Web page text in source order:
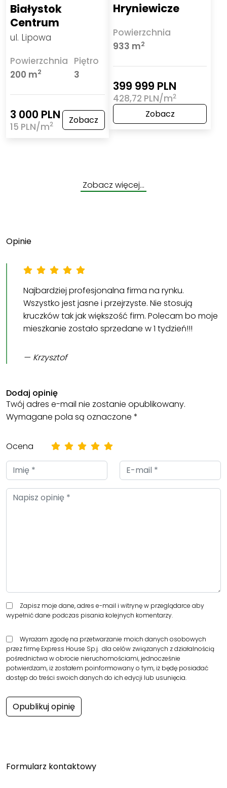
Białystok
Centrum
ul. Lipowa
Powierzchnia
200 m2
Piętro
3
3 000 PLN
15 PLN/m2 Zobacz
Hryniewicze
Powierzchnia
933 m2
399 999 PLN
428,72 PLN/m2
Zobacz
Zobacz więcej…
Opinie
Najbardziej profesjonalna firma na rynku.
Wszystko jest jasne i przejrzyste. Nie stosują
kruczków tak jak większość firm. Polecam bo moje
mieszkanie zostało sprzedane w 1 tydzień!!!
Krzysztof
Dodaj opinię
Twój adres e-mail nie zostanie opublikowany.
Wymagane pola są oznaczone *
Ocena
Imię
(required)
E-
mail
(required)
Napisz
Zapisz moje dane, adres e-mail i witrynę w przeglądarce aby
wypełnić dane podczas pisania kolejnych komentarzy.
Wyrażam zgodę na przetwarzanie moich danych osobowych
przez firmę Express House Sp.j. dla celów związanych z działalnością
pośrednictwa w obrocie nieruchomościami, jednocześnie
potwierdzam, iż zostałem poinformowany o tym, iż będę posiadać
dostęp do treści swoich danych do ich edycji lub usunięcia.
Formularz kontaktowy